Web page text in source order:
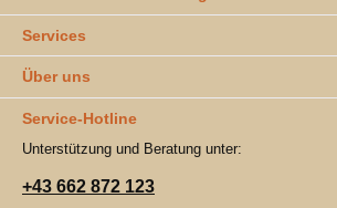
Services
Über uns
Service-Hotline
Unterstützung und Beratung unter:
+43 662 872 123